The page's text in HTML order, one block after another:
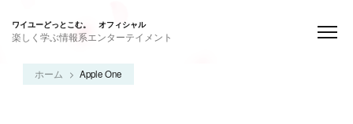
ワイユーどっとこむ。 オフィシャル
楽しく学ぶ情報系エンターテイメント
ホーム Apple One